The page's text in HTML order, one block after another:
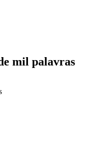
mil palavras